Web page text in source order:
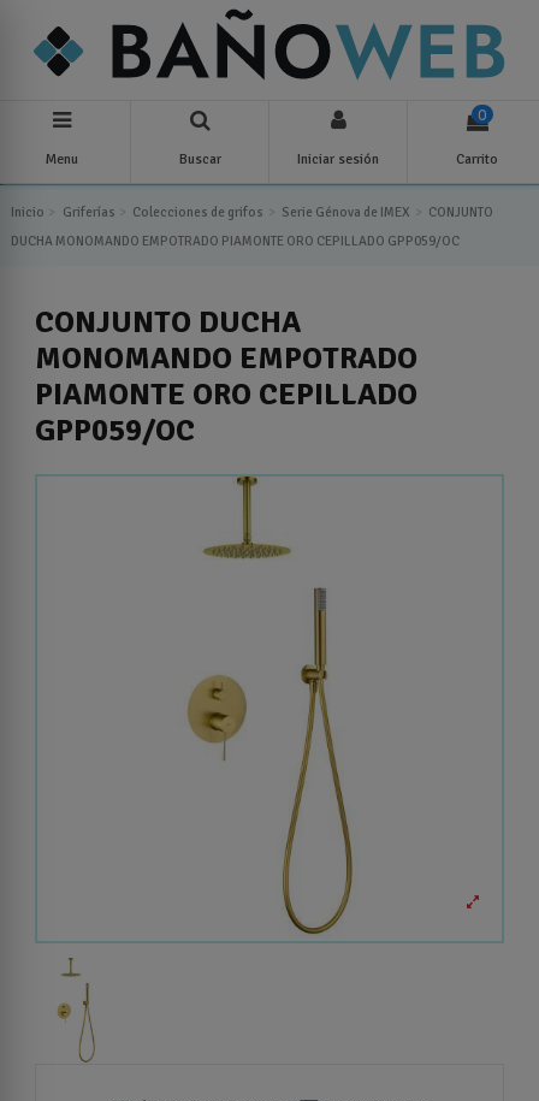
Menu Buscar Iniciar sesión
0
Carrito
Inicio Griferías Colecciones de grifos Serie Génova de IMEX
CONJUNTO
DUCHA MONOMANDO EMPOTRADO PIAMONTE ORO CEPILLADO GPP059/OC
CONJUNTO DUCHA
MONOMANDO EMPOTRADO
PIAMONTE ORO CEPILLADO
GPP059/OC